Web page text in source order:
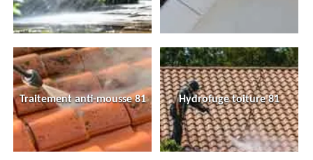
Traitement anti-mousse 81 Hydrofuge toiture 81